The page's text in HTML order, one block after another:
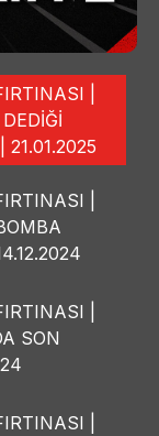
|
21.01.2025
|
|
SON
|